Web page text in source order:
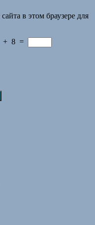
в этом браузере для
+ 8 =